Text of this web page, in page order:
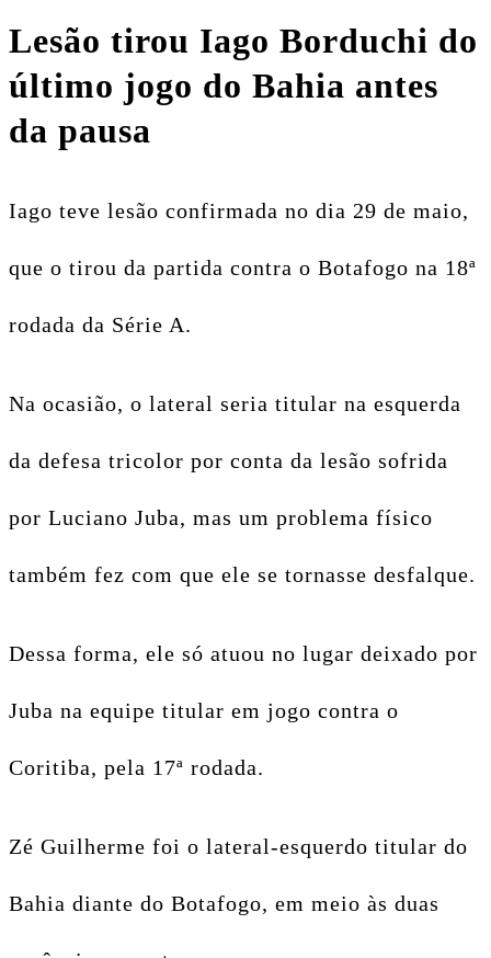
Lesão tirou Iago Borduchi do
último jogo do Bahia antes
da pausa
Iago teve lesão confirmada no dia 29 de maio,
que o tirou da partida contra o Botafogo na 18ª
rodada da Série A.
Na ocasião, o lateral seria titular na esquerda
da defesa tricolor por conta da lesão sofrida
por Luciano Juba, mas um problema físico
também fez com que ele se tornasse desfalque.
Dessa forma, ele só atuou no lugar deixado por
Juba na equipe titular em jogo contra o
Coritiba, pela 17ª rodada.
Zé Guilherme foi o lateral-esquerdo titular do
Bahia diante do Botafogo, em meio às duas